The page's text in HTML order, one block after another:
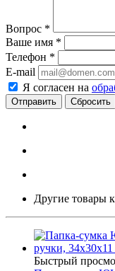
Вопрос *
Ваше имя *
Телефон *
E-mail
Я согласен на
Сбросить
Другие товары
Быстрый